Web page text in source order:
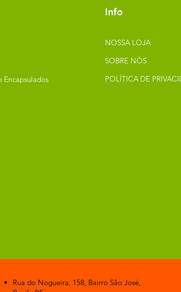
Encapsulados
Info
NOSSA LOJA
SOBRE NÓS
POLÍTICA DE
Rua do Nogueira, 158, Bairro São José,